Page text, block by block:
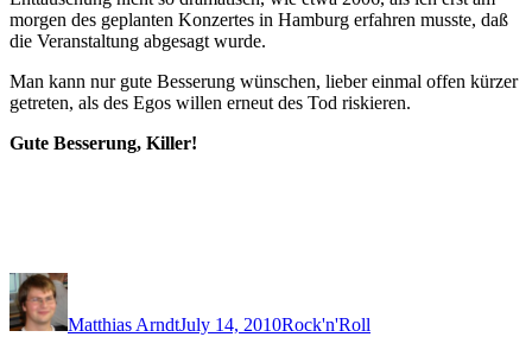
morgen des geplanten Konzertes in Hamburg erfahren musste, daß
die Veranstaltung abgesagt wurde.
Man kann nur gute Besserung wünschen, lieber einmal offen kürzer
getreten, als des Egos willen erneut des Tod riskieren.
Gute Besserung, Killer!
Author
Matthias ArndtJuly 14, 2010Rock'n'Roll